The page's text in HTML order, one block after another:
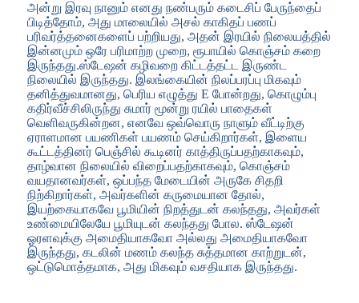
அன்று இரவு நானும் எனது நண்பரும் கடைசிப் பேருந்தைப்
பிடித்தோம், அது மாலையில் அசல் காகிதப் பணப்
பரிவர்த்தனைகளைப் பற்றியது, அதன் இரயில் நிலையத்தில்
இன்னமும் ஒரே பரிமாற்ற முறை, ரூபாயில் கொஞ்சம் கறை
இருந்தது.ஸ்டேஷன் கழிவறை கிட்டத்தட்ட இருண்ட
நிலையில் இருந்தது. இலங்கையின் நிலப்பரப்பு மிகவும்
தனித்துவமானது, பெரிய எழுத்து E போன்றது, கொழும்பு
கதிர்வீச்சிலிருந்து சுமார் மூன்று ரயில் பாதைகள்
வெளிவருகின்றன, எனவே ஒவ்வொரு நாளும் வீட்டிற்கு
ஏராளமான பயணிகள் பயணம் செய்கிறார்கள், இளைய
கூட்டத்தினர் பெஞ்சில் கூடினர் காத்திருப்பதற்காகவும்,
தாழ்வான நிலையில் விறைப்பதற்காகவும், கொஞ்சம்
வயதானவர்கள், ஒப்பந்த மேடையின் அருகே சிதறி
நிற்கிறார்கள், அவர்களின் கருமையான தோல்,
இயற்கையாகவே பூமியின் நிறத்துடன் கலந்தது, அவர்கள்
உண்மையிலேயே பூமியுடன் கலந்தது போல. ஸ்டேஷன்
ஓரளவுக்கு அமைதியாகவோ அல்லது அமைதியாகவோ
இருந்தது, கடலின் மணம் கலந்த சுத்தமான காற்றுடன்,
ஒட்டுமொத்தமாக, அது மிகவும் வசதியாக இருந்தது.